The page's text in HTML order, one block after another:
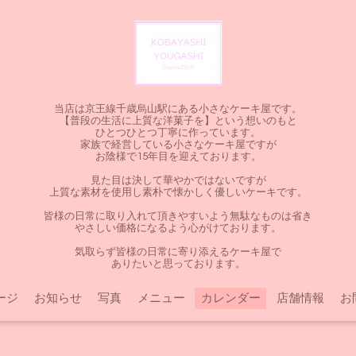
当店は京王線千歳烏山駅にある小さなケーキ屋です。
【普段の生活に上質な洋菓子を】という想いのもと
ひとつひとつ丁寧に作っています。
家族で経営している小さなケーキ屋ですが
お陰様で15年目を迎えております。
見た目は決して華やかではないですが
上質な素材を使用し素朴で懐かしく優しいケーキです。
皆様の日常に取り入れて頂きやすいよう無駄なものは省き
やさしい価格になるよう心がけております。
気取らず皆様の日常に寄り添えるケーキ屋で
ありたいと思っております。
ジ お知らせ 写真 メニュー カレンダー 店舗情報 お